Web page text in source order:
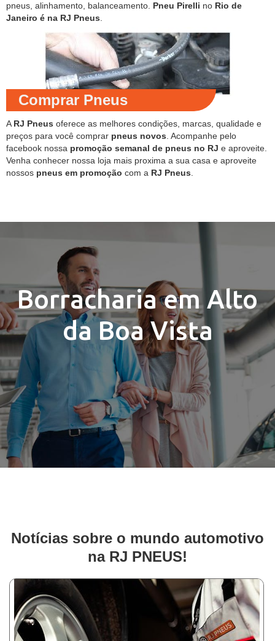
pneus, alinhamento, balanceamento. Pneu Pirelli no Rio de
Janeiro é na RJ Pneus
Comprar Pneus
A RJ Pneus oferece as melhores condições, marcas, qualidade e
preços para você comprar pneus novos . Acompanhe pelo
facebook nossa promoção semanal de pneus no RJ e aproveite.
Venha conhecer nossa loja mais proxima a sua casa e aproveite
nossos pneus em promoção com a RJ Pneus
Borracharia em Alto
da Boa Vista
Notícias sobre o mundo automotivo
na RJ PNEUS!